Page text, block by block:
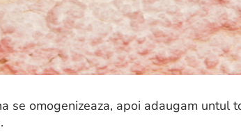
se omogenizeaza, apoi adaugam untul